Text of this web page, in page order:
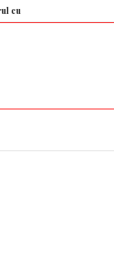
Cum oprim sfârșitul